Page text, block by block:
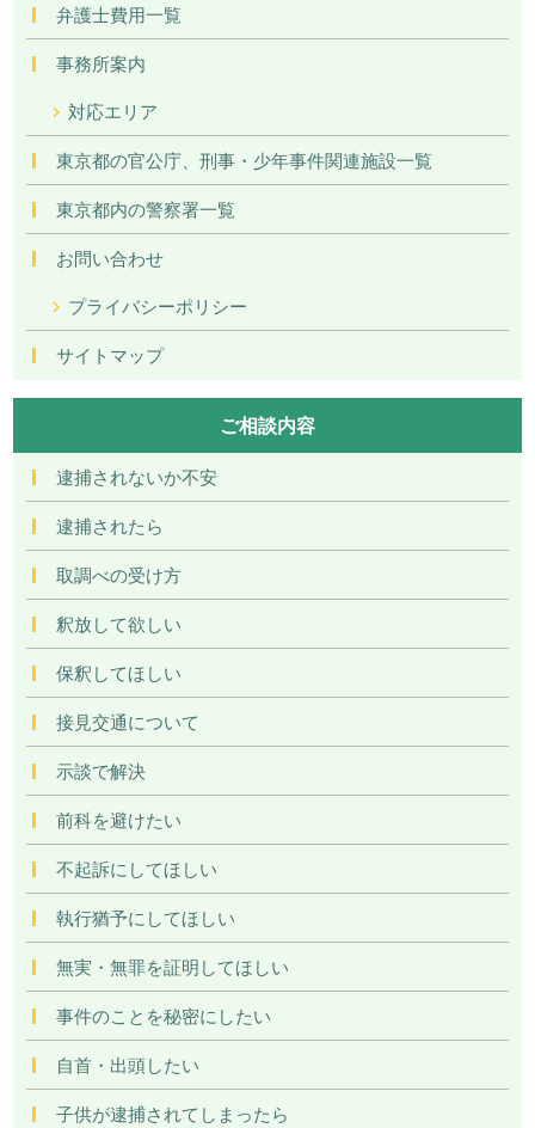
弁護士費用一覧
事務所案内
対応エリア
東京都の官公庁、刑事・少年事件関連施設一覧
東京都内の警察署一覧
お問い合わせ
プライバシーポリシー
サイトマップ
ご相談内容
逮捕されないか不安
逮捕されたら
取調べの受け方
釈放して欲しい
保釈してほしい
接見交通について
示談で解決
前科を避けたい
不起訴にしてほしい
執行猶予にしてほしい
無実・無罪を証明してほしい
事件のことを秘密にしたい
自首・出頭したい
子供が逮捕されてしまったら